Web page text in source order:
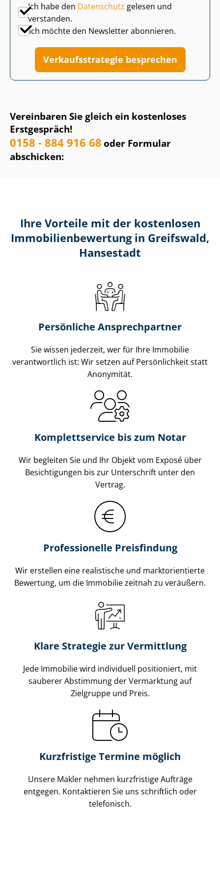
Vereinbaren Sie gleich ein kostenloses
Erstgespräch!
0158 - 884 916 68oder Formular
abschicken:
Ich habe den Datenschutz gelesen und
verstanden.
Ich möchte den Newsletter abonnieren.
Ver­kaufs­stra­te­gie besprechen
Ihre Vorteile mit der kostenlosen
Im­mo­bi­li­en­be­wer­tung in Greifswald,
Hansestadt
Persönliche Ansprechpartner
Sie wissen jederzeit, wer für Ihre Immobilie
verantwortlich ist: Wir setzen auf Persönlichkeit statt
Anonymität.
Komplettservice bis zum Notar
Wir begleiten Sie und Ihr Objekt vom Exposé über
Besichtigungen bis zur Unterschrift unter den
Vertrag.
Professionelle Preisfindung
Wir erstellen eine realistische und markt­ori­en­tier­te
Bewertung, um die Immobilie zeitnah zu veräußern.
Klare Strategie zur Vermittlung
Jede Immobilie wird individuell positioniert, mit
sauberer Abstimmung der Vermarktung auf
Zielgruppe und Preis.
Kurzfristige Termine möglich
Unsere Makler nehmen kurzfristige Aufträge
entgegen. Kontaktieren Sie uns schriftlich oder
telefonisch.